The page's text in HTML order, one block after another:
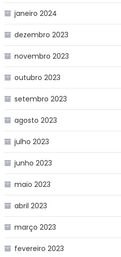
janeiro 2024
dezembro 2023
novembro 2023
outubro 2023
setembro 2023
agosto 2023
julho 2023
junho 2023
maio 2023
abril 2023
março 2023
fevereiro 2023